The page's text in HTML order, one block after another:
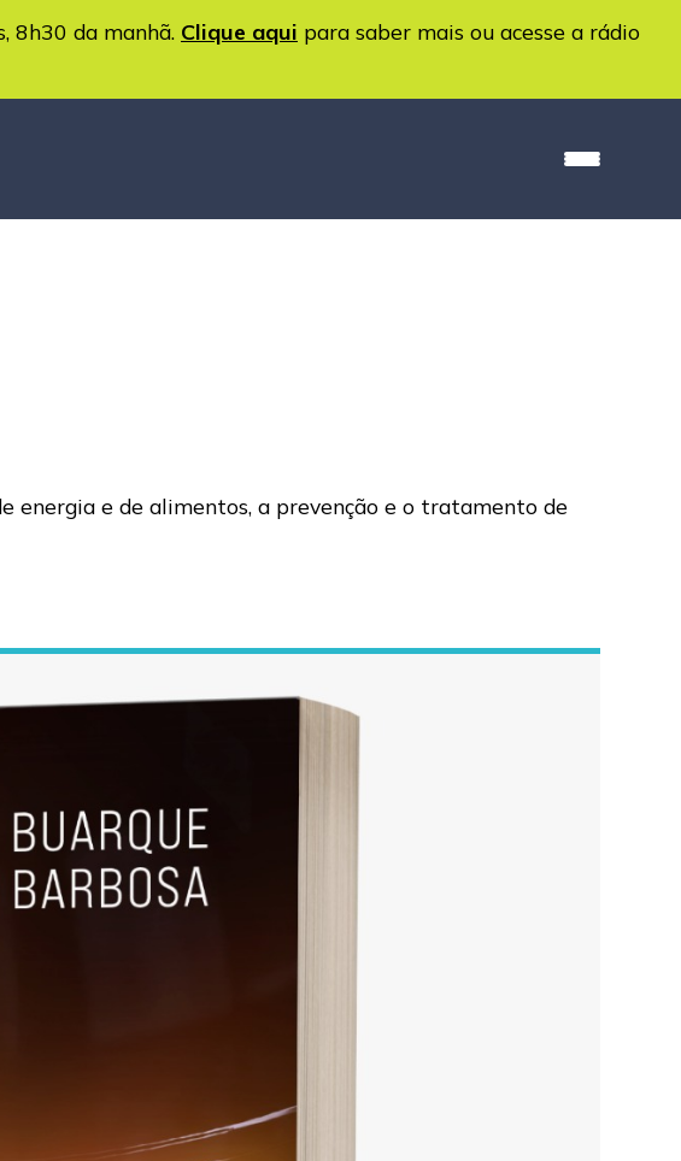
8h30 da manhã. Clique aqui para saber mais ou acesse a rádio
energia e de alimentos, a prevenção e o tratamento de